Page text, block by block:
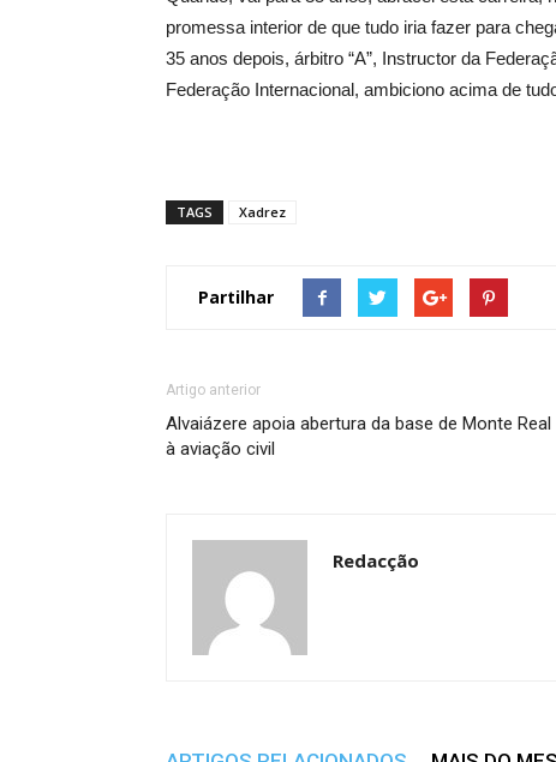
promessa interior de que tudo iria fazer para
35 anos depois, árbitro “A”, Instructor da
Federação Internacional, ambiciono acima de
TAGS Xadrez
Partilhar
Artigo anterior
Alvaiázere apoia abertura da base de Monte Real
à aviação civil
Redacção